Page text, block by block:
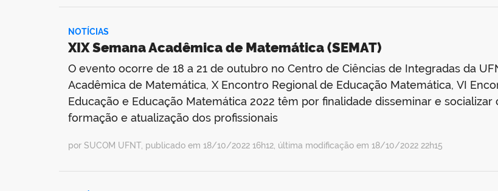
NOTÍCIAS
XIX Semana Acadêmica de Matemática (SEMAT)
O evento ocorre de 18 a 21 de outubro no Centro de Ciências de Integradas da
Acadêmica de Matemática, X Encontro Regional de Educação Matemática, VI
Educação e Educação Matemática 2022 têm por finalidade disseminar e
formação e atualização dos profissionais
por SUCOM UFNT, publicado em 18/10/2022 16h12, última modificação em 18/10/2022 22h15